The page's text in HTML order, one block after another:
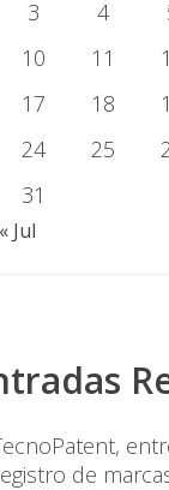
3
4
10
11
17
18
24
25
31
« Jul
de